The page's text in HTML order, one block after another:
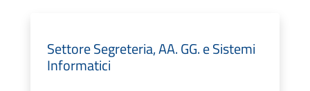
Settore Segreteria, AA. GG. e Sistemi
Informatici